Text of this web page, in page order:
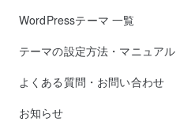
WordPressテーマ 一覧
テーマの設定方法・マニュアル
よくある質問・お問い合わせ
お知らせ